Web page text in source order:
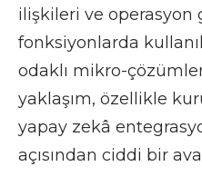
ilişkileri ve operasyon
fonksiyonlarda
odaklı mikro-
yaklaşım, özellikle
yapay zekâ
açısından ciddi bir